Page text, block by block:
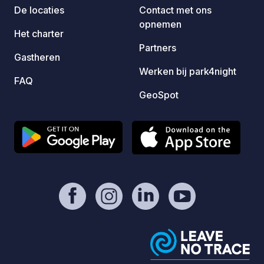
❤️
De locaties
Het charter
Gastheren
FAQ
Contact met ons
opnemen
Partners
Werken bij park4night
GeoSpot